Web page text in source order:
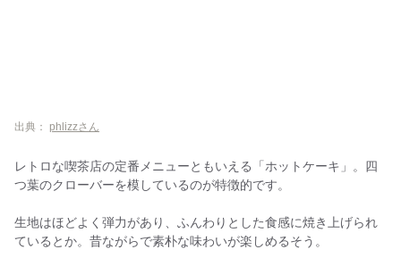
出典： phlizzさん
レトロな喫茶店の定番メニューともいえる「ホットケーキ」。四
つ葉のクローバーを模しているのが特徴的です。
生地はほどよく弾力があり、ふんわりとした食感に焼き上げられ
ているとか。昔ながらで素朴な味わいが楽しめるそう。